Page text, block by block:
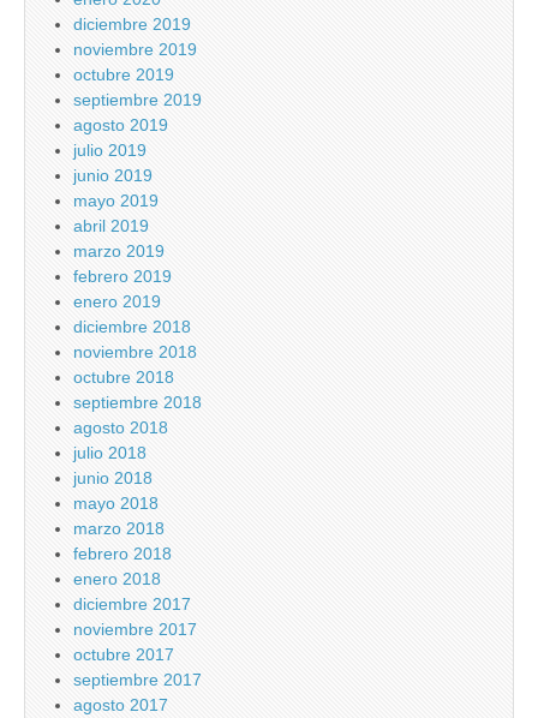
diciembre 2019
noviembre 2019
octubre 2019
septiembre 2019
agosto 2019
julio 2019
junio 2019
mayo 2019
abril 2019
marzo 2019
febrero 2019
enero 2019
diciembre 2018
noviembre 2018
octubre 2018
septiembre 2018
agosto 2018
julio 2018
junio 2018
mayo 2018
marzo 2018
febrero 2018
enero 2018
diciembre 2017
noviembre 2017
octubre 2017
septiembre 2017
agosto 2017